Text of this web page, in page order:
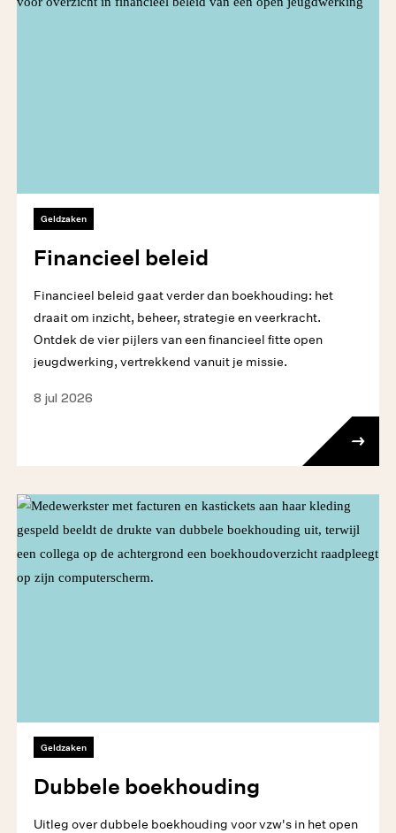
Geldzaken
Financieel beleid
Financieel beleid gaat verder dan boekhouding: het
draait om inzicht, beheer, strategie en veerkracht.
Ontdek de vier pijlers van een financieel fitte open
jeugdwerking, vertrekkend vanuit je missie.
8 jul 2026
Geldzaken
Dubbele boekhouding
Uitleg over dubbele boekhouding voor vzw's in het open